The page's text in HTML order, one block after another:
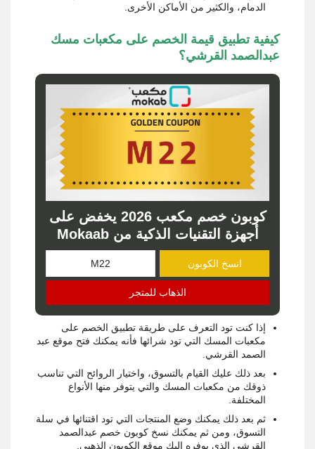
الدمام، والكثير من الأماكن الأخرى.
كيفية تطبيق قيمة الخصم على مكعبات مسك
عبدالصمد القرشي؟
كوبون خصم مكعب 2026 يخفض على
أجهزة التقنيات الذكية من Mokaab
انسخ الكوبون
الذهاب للمتجر
إذا كنت تود التعرف على طريقة تطبيق الخصم على
مكعبات المسك التي تود شرائها فأنه يمكنك فتح موقع عبد
الصمد القرشي.
بعد ذلك عليك القيام بالتسوق، واختيار الروائح التي تناسب
ذوقك من مكعبات المسك والتي يتوفر منها الأنواع
المختلفة.
ثم بعد ذلك يمكنك وضع المنتجات التي تود اقتنائها في سلة
التسوق، ومن ثم يمكنك نسخ كوبون خصم عبدالصمد
القرشي الذي يوفره إليك موقع الكوبون الذهبي.